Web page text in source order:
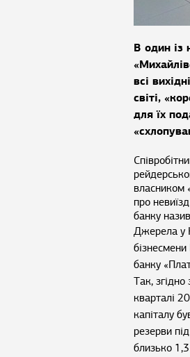
В один із
всі
світі,
для їх
власником
про
банку
Джерела у
банку
Так,
кварталі
капіталу
резерви
близько